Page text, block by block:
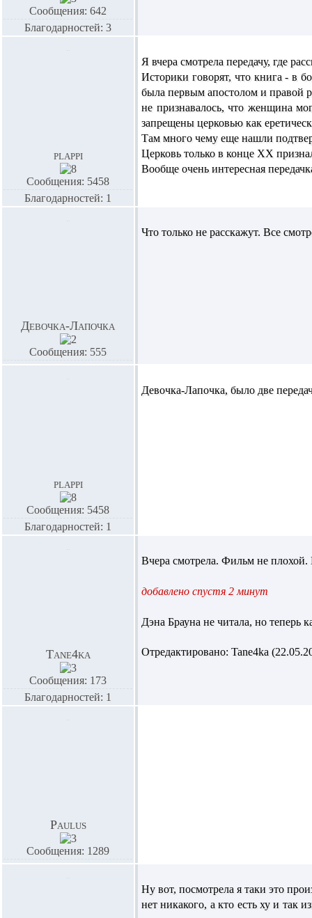
Сообщения: 642
Благодарностей: 3
plappi
Сообщения: 5458
Благодарностей: 1
Я вчера смотрела передачу, где
Историки говорят, что книга - в
была первым апостолом и правой
не признавалось, что женщина
запрещены церковью как
Там много чему еще нашли
Церковь только в конце ХХ
Вообще очень интересная
Девочка-Лапочка
Сообщения: 555
Что только не расскажут. Все
plappi
Сообщения: 5458
Благодарностей: 1
Девочка-Лапочка, было две
Tane4ka
Сообщения: 173
Благодарностей: 1
Вчера смотрела. Фильм не плохой.
добавлено спустя 2 минут
Дэна Брауна не читала, но теперь
Отредактировано: Tane4ka
Paulus
Сообщения: 1289
Ну вот, посмотрела я таки это
нет никакого, а кто есть ху и так